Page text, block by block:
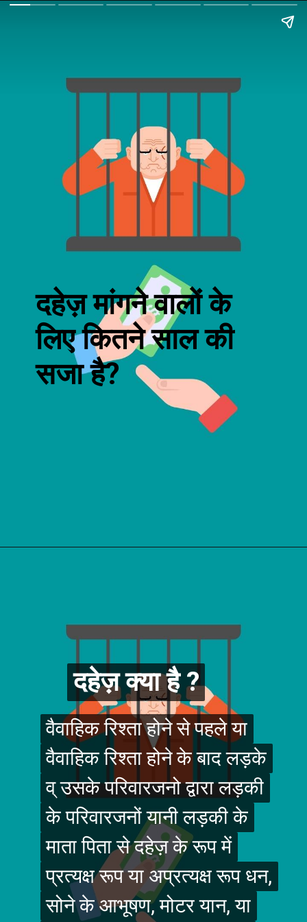
दहेज़ मांगने वालों के
लिए कितने साल की
सजा है?
वैवाहिक रिश्ता होने से पहले या
वैवाहिक रिश्ता होने के बाद लड़के
व् उसके परिवारजनो द्वारा लड़की
के परिवारजनों यानी लड़की के
माता पिता से दहेज़ के रूप में
प्रत्यक्ष रूप या अप्रत्यक्ष रूप धन,
सोने के आभूषण, मोटर यान, या
वैवाहिक रिश्ता होने से पहले या
वैवाहिक रिश्ता होने के बाद लड़के
व् उसके परिवारजनो द्वारा लड़की
के परिवारजनों यानी लड़की के
माता पिता से दहेज़ के रूप में
प्रत्यक्ष रूप या अप्रत्यक्ष रूप धन,
सोने के आभूषण, मोटर यान, या
दहेज़ क्या है ?
दहेज़ क्या है ?